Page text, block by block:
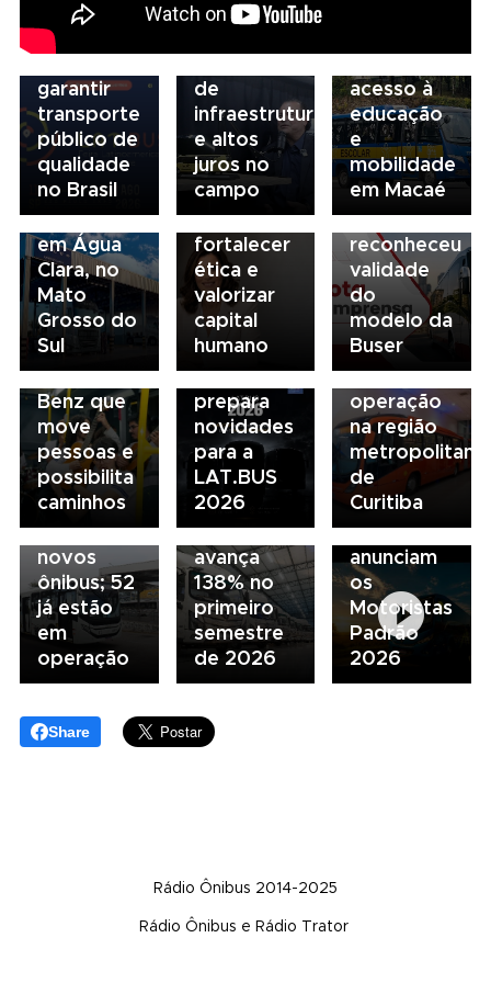
financiamento
garantir
transporte
público de
qualidade
no Brasil
da FAESP
de
infraestrutura
e altos
juros no
campo
acesso à
educação
e
mobilidade
em Macaé
03/08/2026
Volvo
inaugura
concessionária
em Água
Clara, no
Mato
Grosso do
Sul
03/08/2026
transporte:
BRT
Sorocaba
utiliza
compliance
para
fortalecer
ética e
valorizar
capital
humano
03/08/2026
Sindicato
esclarece
que STF
não
reconheceu
validade
do
modelo da
Buser
03/08/2026
Mobilidade
para
todos: o
ônibus
Mercedes-
Benz que
move
pessoas e
possibilita
caminhos
03/08/2026
BUSSCAR
prepara
novidades
para a
LAT.BUS
2026
03/08/2026
Ônibus
Mercedes-
Benz de
23 metros
entram em
operação
na região
metropolitana
de
Curitiba
02/08/2026
Campinas
inicia
renovação
da frota
com 137
novos
ônibus; 52
já estão
em
operação
02/08/2026
Foton
registra
maior
crescimento
da marca
no Brasil e
avança
138% no
primeiro
semestre
de 2026
01/08/2026
Viação
Santa Cruz
e SC Minas
homenageiam
motoristas
e
anunciam
os
Motoristas
Padrão
2026
Share
Rádio Ônibus 2014-2025
Rádio Ônibus e Rádio Trator